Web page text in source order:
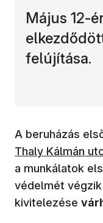
Május 12-
felújítása.
A beruházás
Thaly Kálmán
a munkálatok
védelmét
kivitelezése